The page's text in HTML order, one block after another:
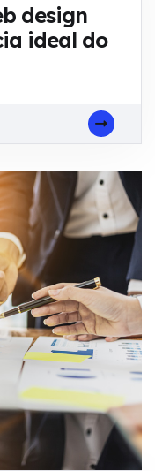
design
ideal do